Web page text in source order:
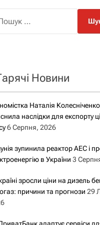
р
о
у
Новини
Наталія Колесніченко
наслідки для експорту
6 Серпня, 2026
зупинила реактор АЕС і
в України 3
зросли ціни на дизель
причини та прогнози 29